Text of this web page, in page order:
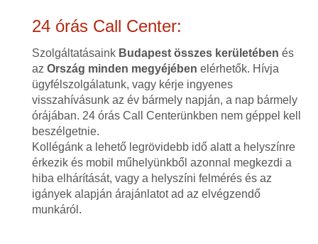
24 órás Call Center:
Szolgáltatásaink Budapest összes kerületében és
az Ország minden megyéjében elérhetők. Hívja
ügyfélszolgálatunk, vagy kérje ingyenes
visszahívásunk az év bármely napján, a nap bármely
órájában. 24 órás Call Centerünkben nem géppel kell
beszélgetnie.
Kollégánk a lehető legrövidebb idő alatt a helyszínre
érkezik és mobil műhelyünkből azonnal megkezdi a
hiba elhárítását, vagy a helyszíni felmérés és az
igányek alapján árajánlatot ad az elvégzendő
munkáról.